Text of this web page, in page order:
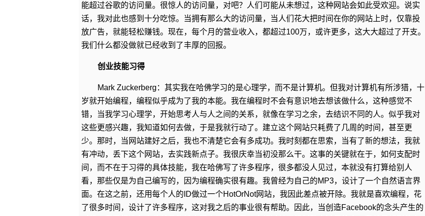
能超过谷歌的访问量。很惊人的访问量，对吧？人们可能从未想过，这种网站会如此受欢迎。说实
话，我对此也感到十分吃惊。当拥有那么大的访问量，当人们花大把时间在你的网站上时，仅靠投
放广告，就能轻松赚钱。现在，每个月的营业收入，都超过100万，或许更多，这大大超过了开支。
我们什么都没做就已经收到了丰厚的回报。
创业技能习得
Mark Zuckerberg：其实我在哈佛学习的是心理学，而不是计算机。但我对计算机有所涉猎，十
岁就开始编程，编程似乎成为了我的本能。我在编程时不会有意识地去想该做什么，这种感觉不
错，当我学习心理学，开始思考人与人之间的关系，就像在学习之余，去结识不同的人。似乎我对
这些更感兴趣，我知道如何去做，于是我就行动了。建立这个网站只耗费了几周的时间，甚至更
少。那时，当网站建好之后，我也不清楚它会有多成功。我时刻都在思索，当有了新的想法，我就
有冲动，丢下这个网站，去实践新点子。我很庆幸当初没那么干。这事的关键就在于，如何支配时
间，而不在于习得的具体技能，我在哈佛写了许多程序，很多都没人见过，本就没有打算给别人
看，那些仅是为自己编写的，因为编程确实很有趣。我曾经为自己的MP3，设计了一个自然语言界
面。在这之前，还用每个人的ID做过一个HotOrNot网站，我因此差点被开除。我就是喜欢编程，花
了很多时间，设计了许多程序，这对我之后的事业很有帮助。因此，当创造Facebook的念头产生的